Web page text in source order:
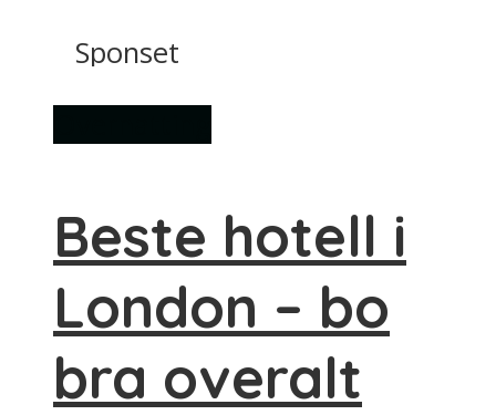
Sponset
Beste hotell i
London – bo
bra overalt